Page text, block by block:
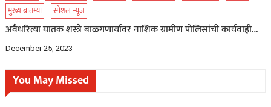
मुख्य बातम्या
स्पेशल न्यूज
अवैधरित्या घातक शस्त्रे बाळगणार्यावर नाशिक ग्रामीण पोलिसांची कार्यवाही…
December 25, 2023
You May Missed